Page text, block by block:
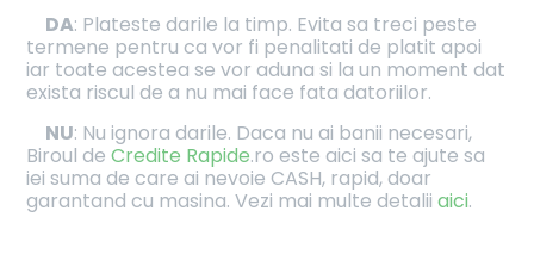
DA: Plateste darile la timp. Evita sa treci peste
termene pentru ca vor fi penalitati de platit apoi
iar toate acestea se vor aduna si la un moment dat
exista riscul de a nu mai face fata datoriilor.
NU: Nu ignora darile. Daca nu ai banii necesari,
Biroul deCredite Rapide.ro este aici sa te ajute sa
iei suma de care ai nevoie CASH, rapid, doar
garantand cu masina. Vezi mai multe detaliiaici.